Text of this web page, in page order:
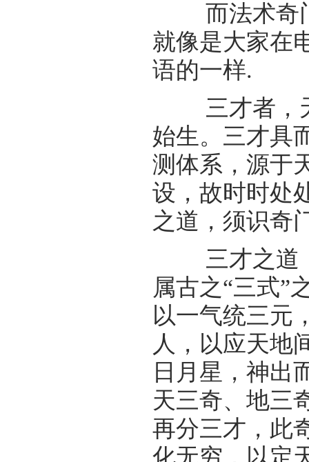
而法术奇门
就像是大家在
语的一样.
三才者，天
始生。三才具
测体系，源于
设，故时时处
之道，须识奇
三才之道，
属古之“三式”
以一气统三元
人，以应天地
日月星，神出
天三奇、地三
再分三才，此
化无穷，以定